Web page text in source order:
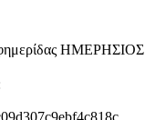
ΗΜΕΡΗΣΙΟΣ